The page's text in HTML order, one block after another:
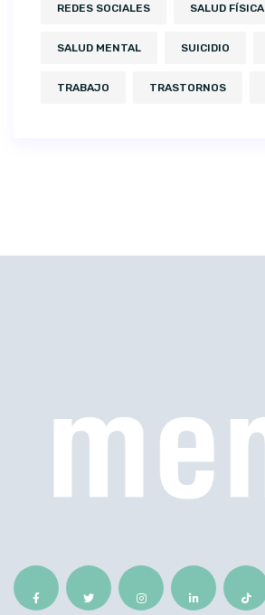
REDES SOCIALES SALUD FÍSICA
SALUD MENTAL SUICIDIO
TRABAJO TRASTORNOS